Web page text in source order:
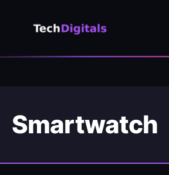
Smartwatch